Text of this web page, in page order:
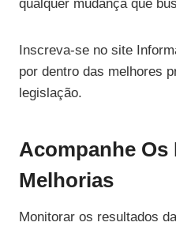
qualquer mudança que
Inscreva-se no site
por dentro das melhores
legislação.
Acompanhe Os
Melhorias
Monitorar os resultados